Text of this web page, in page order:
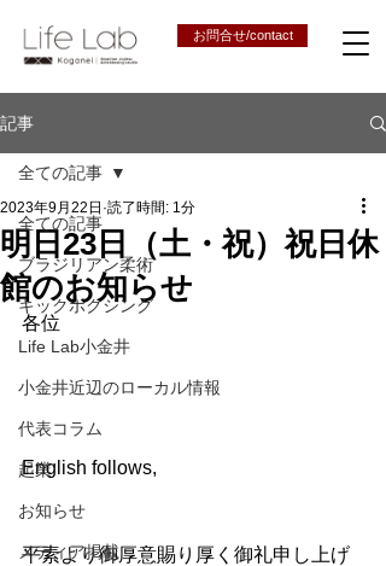
お問合せ/contact
記事
全ての記事
ブラジリアン柔術
キックボクシング
Life Lab小金井
小金井近辺のローカル情報
代表コラム
起業
お知らせ
メディア掲載
全ての記事
明日23日（土・祝）祝日休
館のお知らせ
2023年9月22日 読了時間: 1分
各位
English follows,
平素より御厚意賜り厚く御礼申し上げ